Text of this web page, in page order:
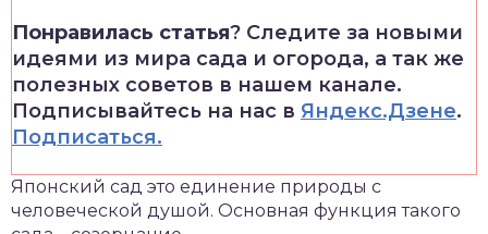
Понравилась статья? Следите за новыми
идеями из мира сада и огорода, а так же
полезных советов в нашем канале.
Подписывайтесь на нас в Яндекс.Дзене.
Подписаться.
Японский сад это единение природы с
человеческой душой. Основная функция такого